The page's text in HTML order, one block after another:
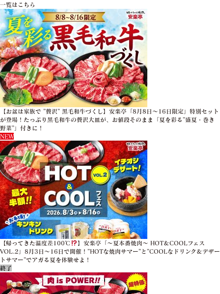
一覧はこちら
【お盆は家族で ”贅沢” 黒毛和牛づくし】安楽亭「8月8日～16日限定」特別セット
が登場！たっぷり黒毛和牛の贅沢大皿が、お値段そのまま「夏を彩る”盛夏・巻き
野菜”」付きに！
NEW
【帰ってきた温度差100℃
】安楽亭「～夏本番焼肉～ HOT＆COOLフェス
VOL.2」8月3日～16日で開催！”HOTな焼肉サマー”と”COOLなドリンク＆デザー
トサマー”でアガる夏を体験せよ！
終了